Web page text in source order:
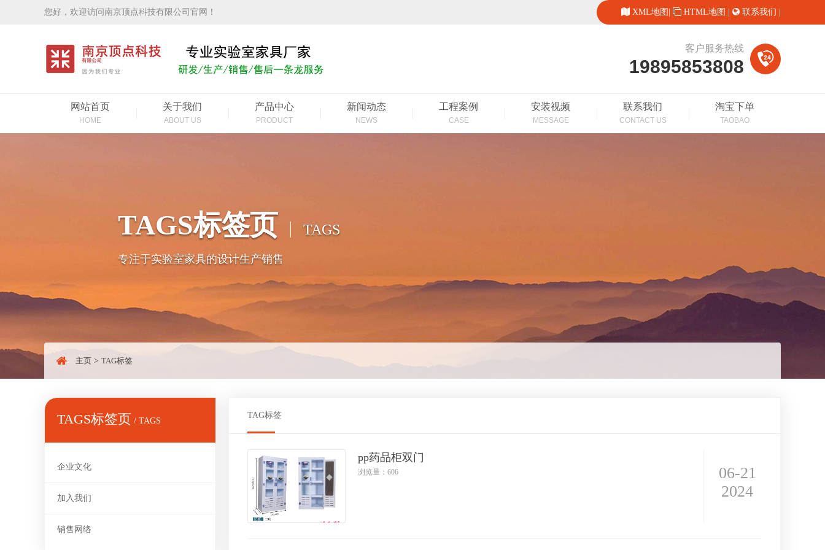
您好，欢迎访问南京顶点科技有限公司官网！ XML地图 HTML地图 联系我们
客户服务热线
19895853808
网站首页
HOME
关于我们
ABOUT US
产品中心
PRODUCT
新闻动态
NEWS
工程案例
CASE
安装视频
MESSAGE
联系我们
CONTACT US
淘宝下单
TAOBAO
TAGS标签页 TAGS
专注于实验室家具的设计生产销售
主页 > TAG标签
TAGS标签页 / TAGS
企业文化
加入我们
销售网络
TAG标签
pp药品柜双门
浏览量：606
06-21
2024